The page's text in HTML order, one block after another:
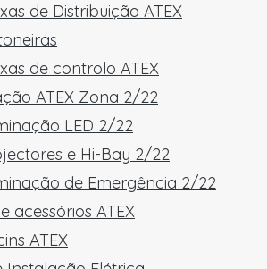
de Distribuição ATEX
de controlo ATEX
ATEX Zona 2/22
LED 2/22
e Hi-Bay 2/22
de Emergência 2/22
acessórios ATEX
ATEX